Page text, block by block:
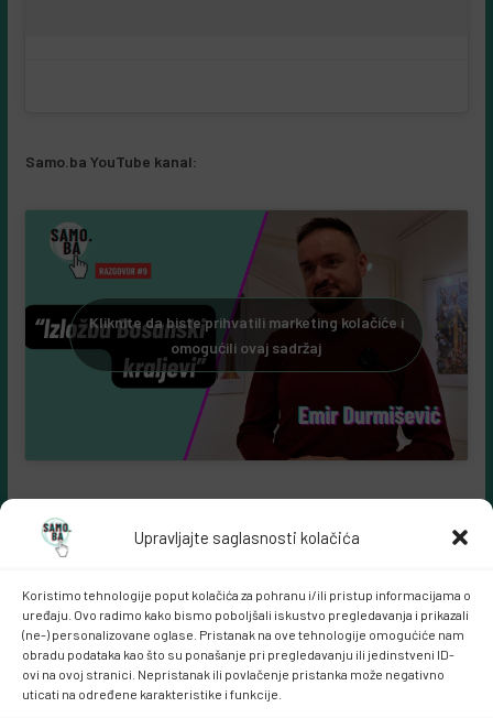
Upravljajte saglasnosti kolačića
Koristimo tehnologije poput kolačića za pohranu i/ili pristup informacijama o
uređaju. Ovo radimo kako bismo poboljšali iskustvo pregledavanja i prikazali
(ne-) personalizovane oglase. Pristanak na ove tehnologije omogućiće nam
obradu podataka kao što su ponašanje pri pregledavanju ili jedinstveni ID-
ovi na ovoj stranici. Nepristanak ili povlačenje pristanka može negativno
uticati na određene karakteristike i funkcije.
Samo.ba YouTube kanal:
Kliknite da biste prihvatili marketing kolačiće i
omogućili ovaj sadržaj
Samo.ba MARKETING